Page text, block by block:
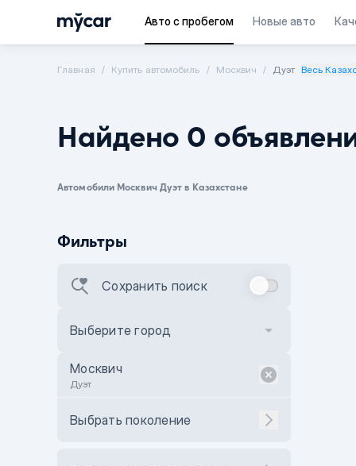
Авто с пробегом Новые авто
Главная Купить автомобиль Москвич Дуэт Весь
Найдено 0
Автомобили Москвич Дуэт в Казахстане
Фильтры
Сохранить поиск
Выберите город
Москвич
Дуэт
Выбрать поколение